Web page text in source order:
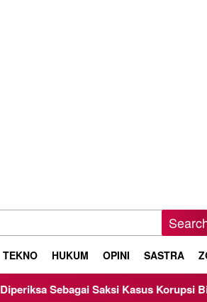
TEKNO HUKUM OPINI SASTRA
Saksi Kasus Korupsi Bibit Nanas